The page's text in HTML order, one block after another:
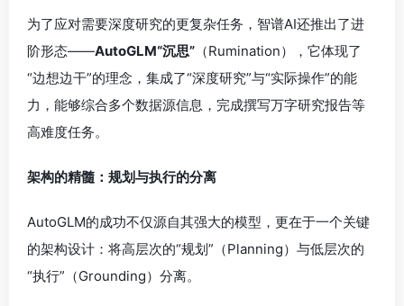
为了应对需要深度研究的更复杂任务，智谱AI还推出了进
阶形态——AutoGLM“沉思” （Rumination），它体现了
“边想边干”的理念，集成了“深度研究”与“实际操作”的能
力，能够综合多个数据源信息，完成撰写万字研究报告等
高难度任务。
架构的精髓：规划与执行的分离
AutoGLM的成功不仅源自其强大的模型，更在于一个关键
的架构设计：将高层次的“规划”（Planning）与低层次的
“执行”（Grounding）分离。